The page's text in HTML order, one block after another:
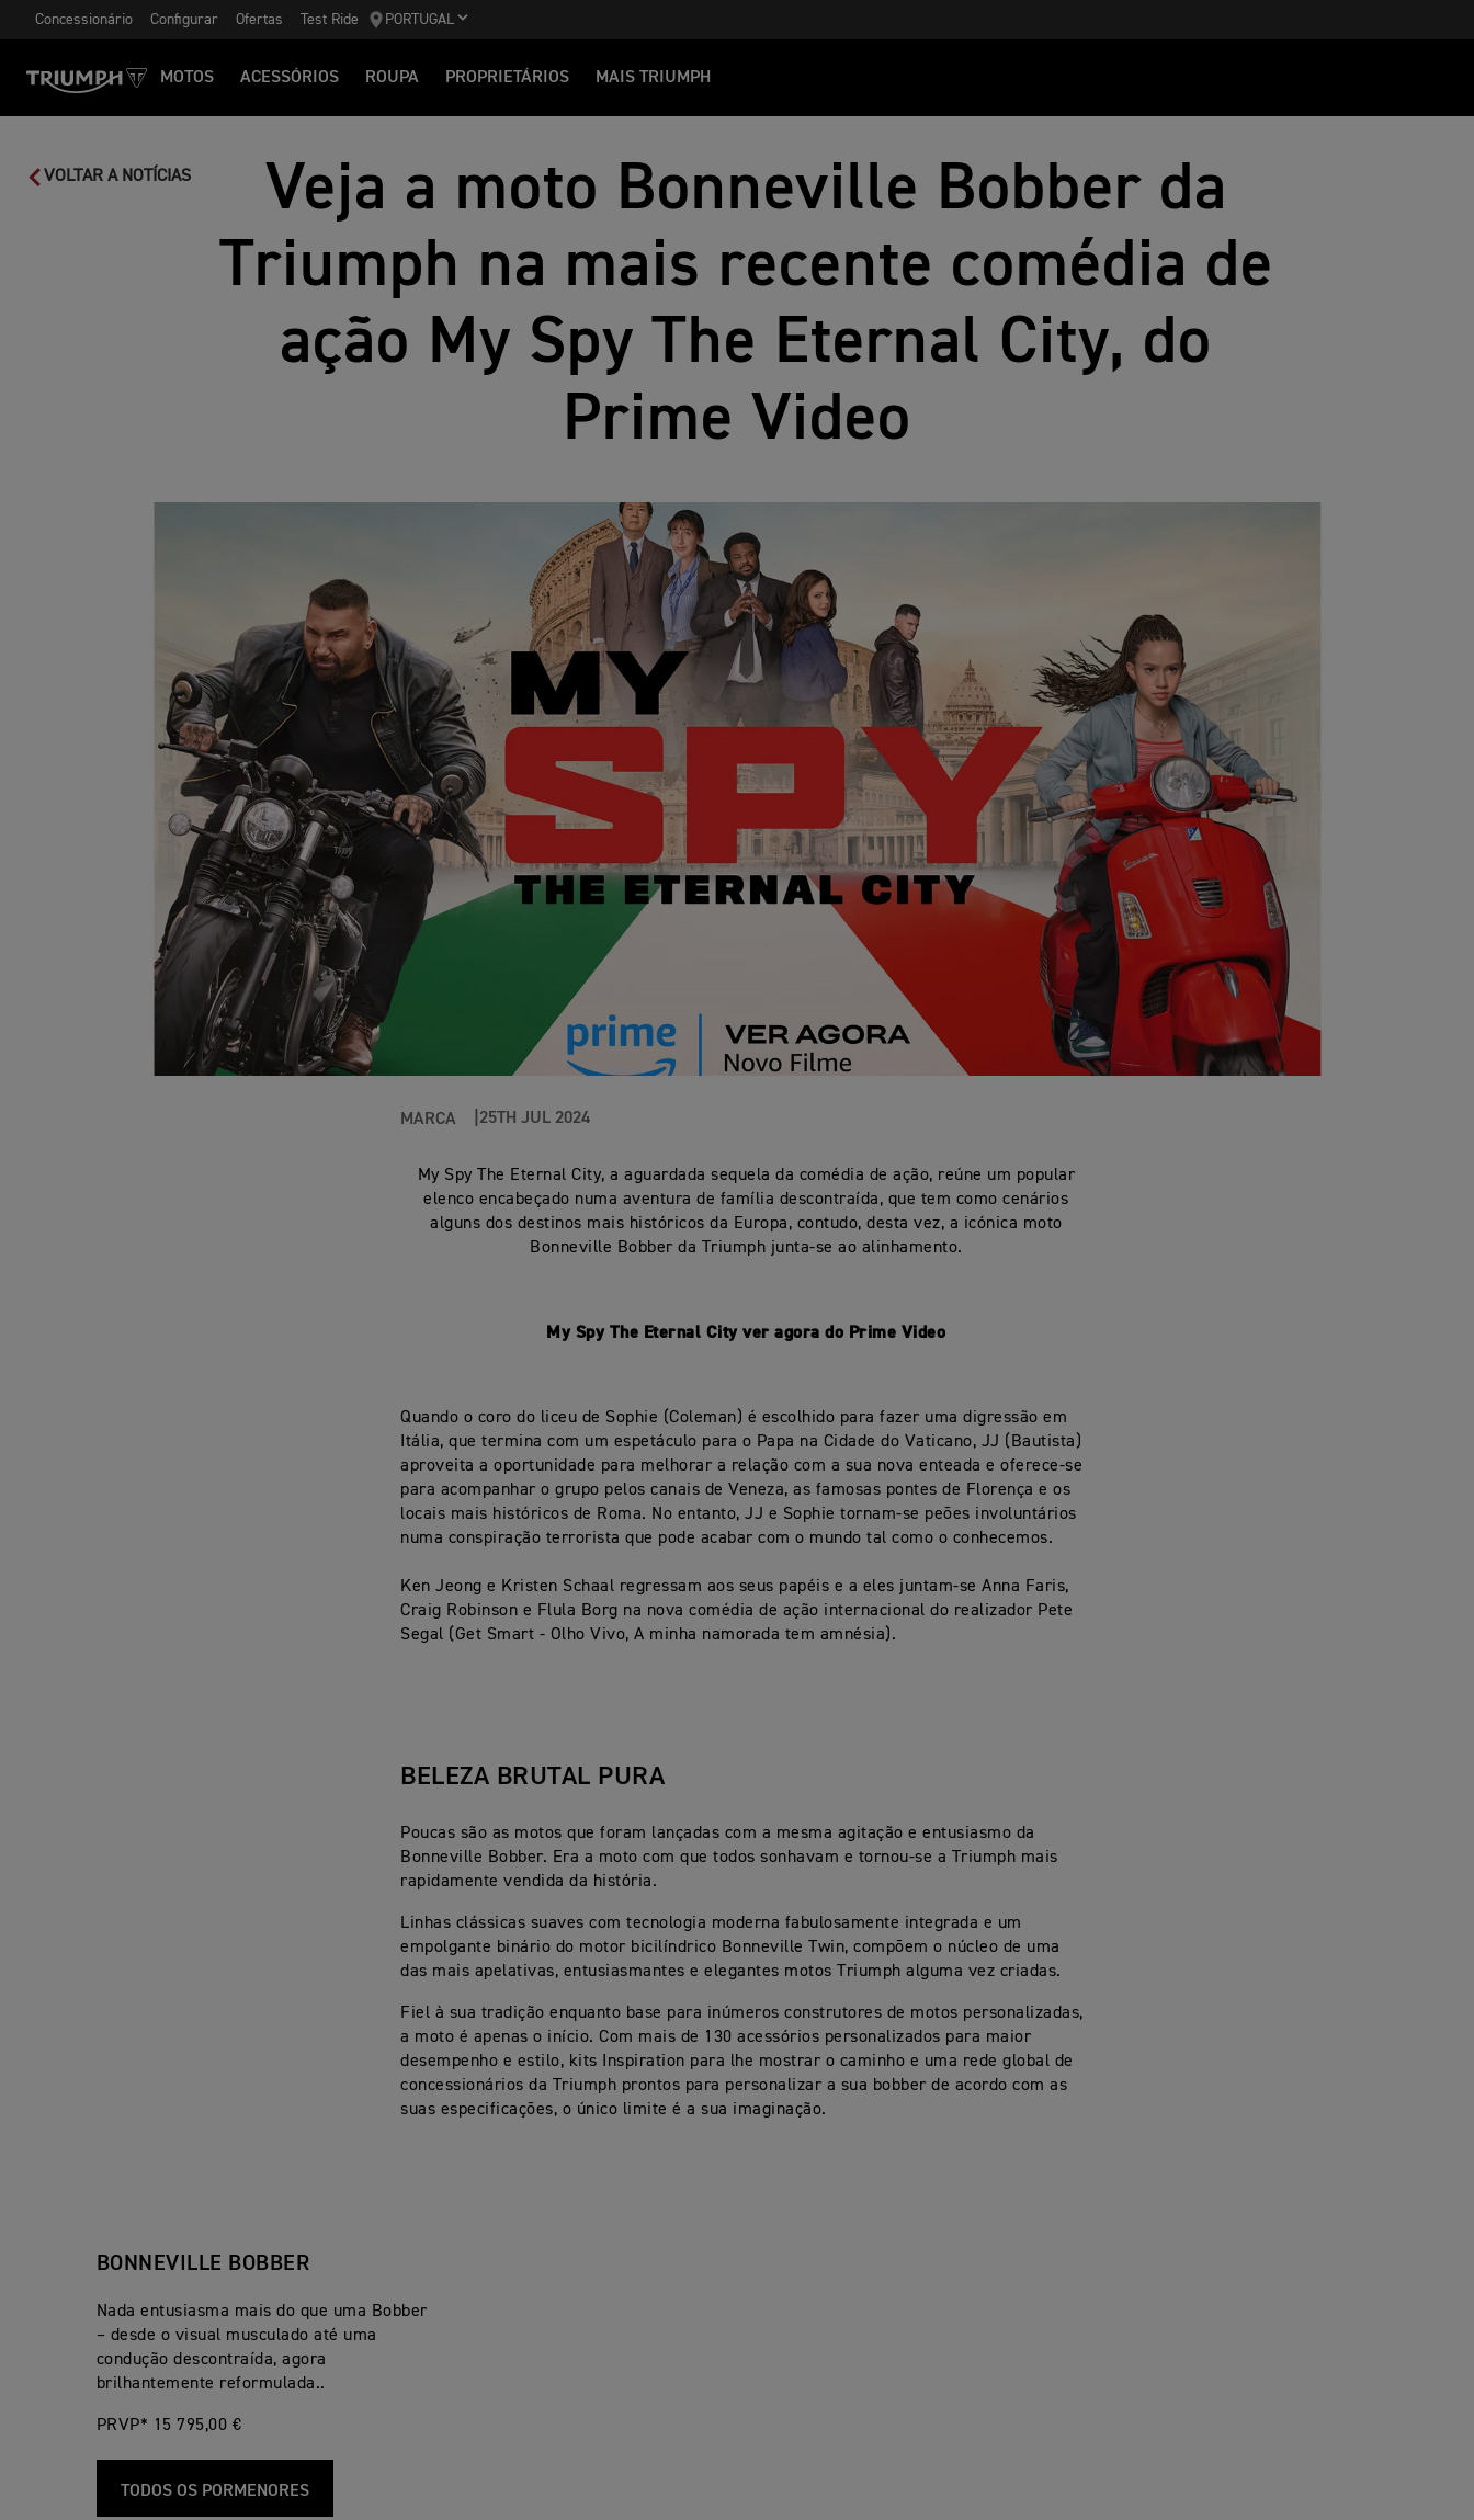
Concessionário Configurar Ofertas Test Ride PORTUGAL
MOTOS ACESSÓRIOS ROUPA PROPRIETÁRIOS MAIS TRIUMPH
VOLTAR A NOTÍCIAS
Veja a moto Bonneville Bobber da
Triumph na mais recente comédia de
ação My Spy The Eternal City, do
Prime Video
MARCA 25TH JUL 2024
My Spy The Eternal City, a aguardada sequela da comédia de ação, reúne um popular
elenco encabeçado numa aventura de família descontraída, que tem como cenários
alguns dos destinos mais históricos da Europa, contudo, desta vez, a icónica moto
Bonneville Bobber da Triumph junta-se ao alinhamento.
My Spy The Eternal City ver agora do Prime Video
Quando o coro do liceu de Sophie (Coleman) é escolhido para fazer uma digressão em
Itália, que termina com um espetáculo para o Papa na Cidade do Vaticano, JJ (Bautista)
aproveita a oportunidade para melhorar a relação com a sua nova enteada e oferece-se
para acompanhar o grupo pelos canais de Veneza, as famosas pontes de Florença e os
locais mais históricos de Roma. No entanto, JJ e Sophie tornam-se peões involuntários
numa conspiração terrorista que pode acabar com o mundo tal como o conhecemos.
Ken Jeong e Kristen Schaal regressam aos seus papéis e a eles juntam-se Anna Faris,
Craig Robinson e Flula Borg na nova comédia de ação internacional do realizador Pete
Segal (Get Smart - Olho Vivo, A minha namorada tem amnésia).
BELEZA BRUTAL PURA
Poucas são as motos que foram lançadas com a mesma agitação e entusiasmo da
Bonneville Bobber. Era a moto com que todos sonhavam e tornou-se a Triumph mais
rapidamente vendida da história.
Linhas clássicas suaves com tecnologia moderna fabulosamente integrada e um
empolgante binário do motor bicilíndrico Bonneville Twin, compõem o núcleo de uma
das mais apelativas, entusiasmantes e elegantes motos Triumph alguma vez criadas.
Fiel à sua tradição enquanto base para inúmeros construtores de motos personalizadas,
a moto é apenas o início. Com mais de 130 acessórios personalizados para maior
desempenho e estilo, kits Inspiration para lhe mostrar o caminho e uma rede global de
concessionários da Triumph prontos para personalizar a sua bobber de acordo com as
suas especificações, o único limite é a sua imaginação.
BONNEVILLE BOBBER
Nada entusiasma mais do que uma Bobber
– desde o visual musculado até uma
condução descontraída, agora
brilhantemente reformulada..
PRVP* 15 795,00 €
TODOS OS PORMENORES